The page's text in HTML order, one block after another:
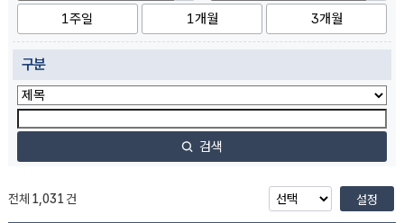
1주일
1개월 3개월
구분
검색
전체 1,031 건 설정